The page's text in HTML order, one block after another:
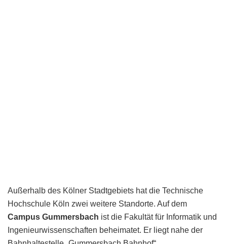
Außerhalb des Kölner Stadtgebiets hat die Technische
Hochschule Köln zwei weitere Standorte. Auf dem
Campus Gummersbach ist die Fakultät für Informatik und
Ingenieurwissenschaften beheimatet. Er liegt nahe der